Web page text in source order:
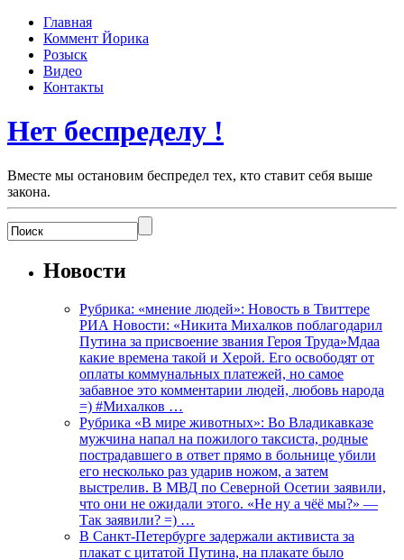
Главная
Коммент Йорика
Розыск
Видео
Контакты
Нет беспределу !
Вместе мы остановим беспредел тех, кто ставит себя выше
закона.
Новости
Рубрика: «мнение людей»: Новость в Твиттере
РИА Новости: «Никита Михалков поблагодарил
Путина за присвоение звания Героя Труда»Мдаа
какие времена такой и Херой. Его освободят от
оплаты коммунальных платежей, но самое
забавное это комментарии людей, любовь народа
=) #Михалков …
Рубрика «В мире животных»: Во Владикавказе
мужчина напал на пожилого таксиста, родные
пострадавшего в ответ прямо в больнице убили
его несколько раз ударив ножом, а затем
выстрелив. В МВД по Северной Осетии заявили,
что они не ожидали этого. «Не ну а чёё мы?» —
Так заявили? =) …
В Санкт-Петербурге задержали активиста за
плакат с цитатой Путина, на плакате было